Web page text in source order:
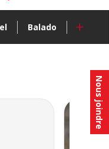
Nous joindre
Balado +